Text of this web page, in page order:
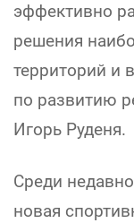
эффективно
решения
территорий и
по развитию
Игорь Руденя.
Среди
новая